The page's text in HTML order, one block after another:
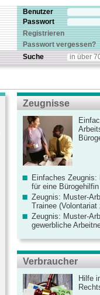
Benutzer
Passwort
Registrieren
Passwort vergessen?
Suche
Zeugnisse
Einfaches Zeugnis:
für eine Bürogehilfin
Zeugnis: Muster-
Trainee (Volontariat
Zeugnis: Muster-
gewerbliche
Verbraucher
Hilfe